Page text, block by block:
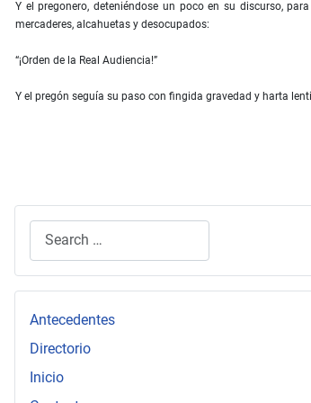
Y el pregonero, deteniéndose un poco en su discurso,
mercaderes, alcahuetas y desocupados:
“¡Orden de la Real Audiencia!”
Y el pregón seguía su paso con fingida gravedad y harta
Search
Antecedentes
Directorio
Inicio